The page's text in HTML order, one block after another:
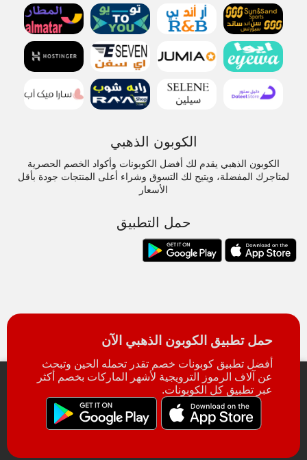
الكوبون الذهبي
الكوبون الذهبي يقدم لك أفضل الكوبونات وأكواد الخصم الحصرية
لمتاجرك المفضلة، ويتيح لك التسوق وشراء أعلى المنتجات جودة بأقل
الأسعار
حمل التطبيق
حمل تطبيق الكوبون الذهبي الآن
أفضل تطبيق كوبونات خصم تقدر تحمله الحين وتبحث
عن آلاف الرموز الترويجية لأشهر الماركات بخصم أكثر
عبر تطبيق كل الكوبونات.